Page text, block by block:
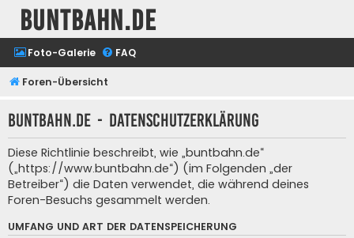
buntbahn.de
Foto-Galerie FAQ
Foren-Übersicht
buntbahn.de - Datenschutzerklärung
Diese Richtlinie beschreibt, wie „buntbahn.de“
(„https://www.buntbahn.de“) (im Folgenden „der
Betreiber“) die Daten verwendet, die während deines
Foren-Besuchs gesammelt werden.
UMFANG UND ART DER DATENSPEICHERUNG